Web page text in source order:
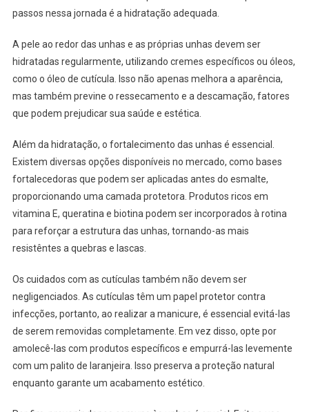
passos nessa jornada é a hidratação adequada.
A pele ao redor das unhas e as próprias unhas devem ser
hidratadas regularmente, utilizando cremes específicos ou óleos,
como o óleo de cutícula. Isso não apenas melhora a aparência,
mas também previne o ressecamento e a descamação, fatores
que podem prejudicar sua saúde e estética.
Além da hidratação, o fortalecimento das unhas é essencial.
Existem diversas opções disponíveis no mercado, como bases
fortalecedoras que podem ser aplicadas antes do esmalte,
proporcionando uma camada protetora. Produtos ricos em
vitamina E, queratina e biotina podem ser incorporados à rotina
para reforçar a estrutura das unhas, tornando-as mais
resistêntes a quebras e lascas.
Os cuidados com as cutículas também não devem ser
negligenciados. As cutículas têm um papel protetor contra
infecções, portanto, ao realizar a manicure, é essencial evitá-las
de serem removidas completamente. Em vez disso, opte por
amolecê-las com produtos específicos e empurrá-las levemente
com um palito de laranjeira. Isso preserva a proteção natural
enquanto garante um acabamento estético.